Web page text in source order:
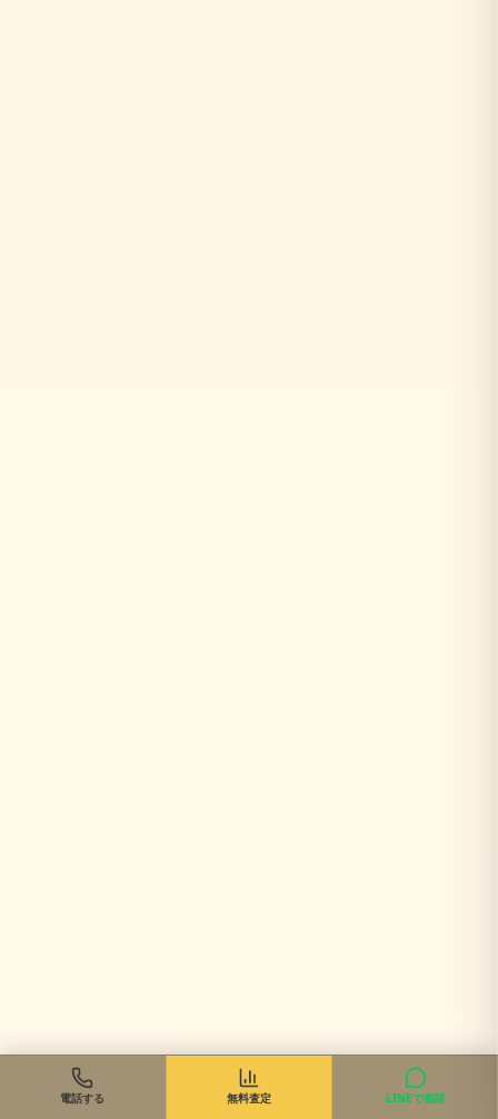
電話する 無料査定 LINEで相談